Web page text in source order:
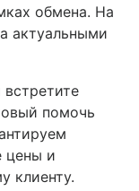
обмена. На
актуальными
помочь
цены и
клиенту.